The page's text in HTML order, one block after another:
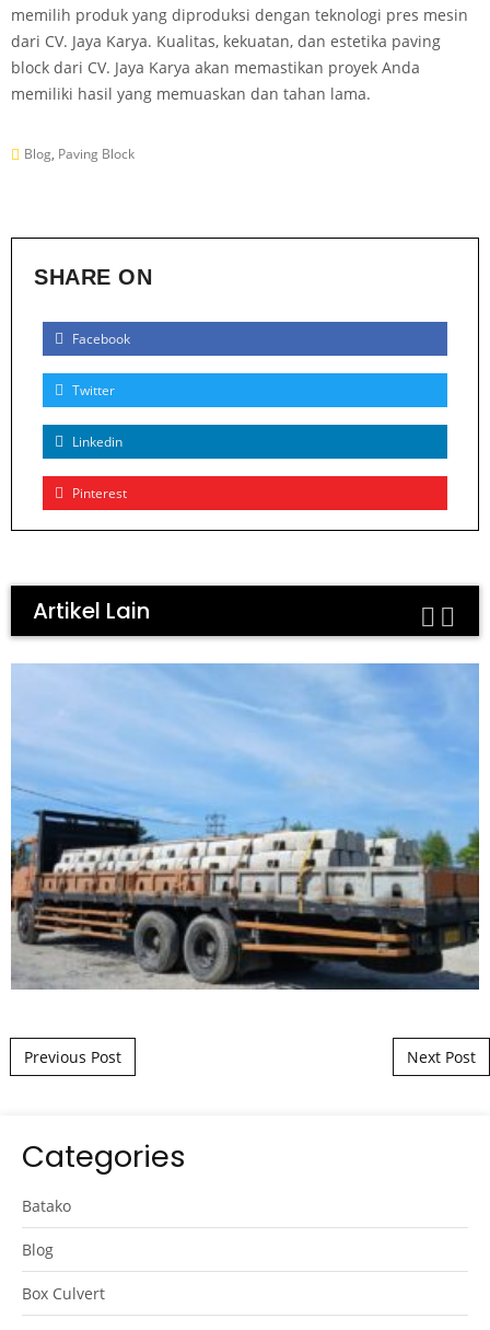
memilih produk yang diproduksi dengan teknologi pres mesin
dari CV. Jaya Karya. Kualitas, kekuatan, dan estetika paving
block dari CV. Jaya Karya akan memastikan proyek Anda
memiliki hasil yang memuaskan dan tahan lama.
Blog, Paving Block
SHARE ON
Facebook
Twitter
Linkedin
Pinterest
Artikel Lain
Post navigation
Previous Post Next Post
Categories
Batako
Blog
Box Culvert